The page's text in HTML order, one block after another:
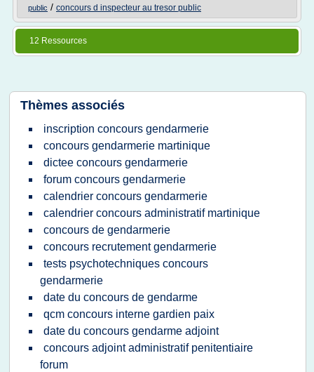
public / concours d inspecteur au tresor public
12 Ressources
Thèmes associés
inscription concours gendarmerie
concours gendarmerie martinique
dictee concours gendarmerie
forum concours gendarmerie
calendrier concours gendarmerie
calendrier concours administratif martinique
concours de gendarmerie
concours recrutement gendarmerie
tests psychotechniques concours
gendarmerie
date du concours de gendarme
qcm concours interne gardien paix
date du concours gendarme adjoint
concours adjoint administratif penitentiaire
forum